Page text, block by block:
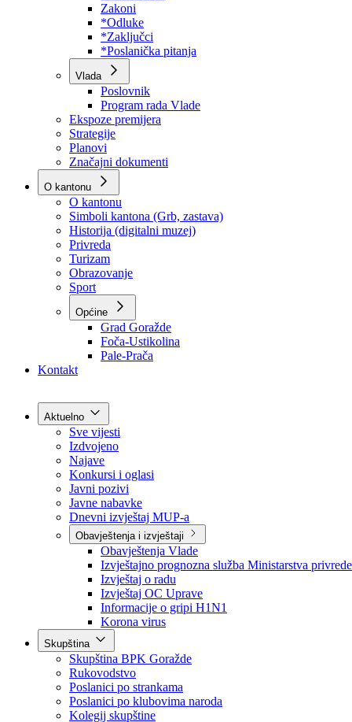
Poslovnik
Program rada Skupštine
Budžet 2026
Zakoni
*Odluke
*Zaključci
*Poslanička pitanja
Vlada
Poslovnik
Program rada Vlade
Ekspoze premijera
Strategije
Planovi
Značajni dokumenti
O kantonu
O kantonu
Simboli kantona (Grb, zastava)
Historija (digitalni muzej)
Privreda
Turizam
Obrazovanje
Sport
Općine
Kontakt
Aktuelno
Sve vijesti
Izdvojeno
Najave
Konkursi i oglasi
Javni pozivi
Javne nabavke
Dnevni izvještaj MUP-a
Obavještenja i izvještaji
Obavještenja Vlade
Izvještajno prognozna služba Ministarstva privrede
Izvještaj o radu
Izvještaj OC Uprave
Informacije o gripi H1N1
Korona virus
Skupština
Skupština BPK Goražde
Rukovodstvo